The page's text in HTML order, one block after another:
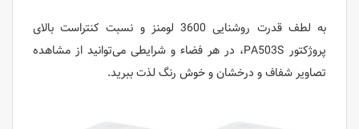
به لطف قدرت روشنایی 3600 لومنز و نسبت کنتراست بالای
پروژکتور PA503S، در هر فضاء و شرایطی می‌توانید از مشاهده
تصاویر شفاف و درخشان و خوش رنگ لذت ببرید.